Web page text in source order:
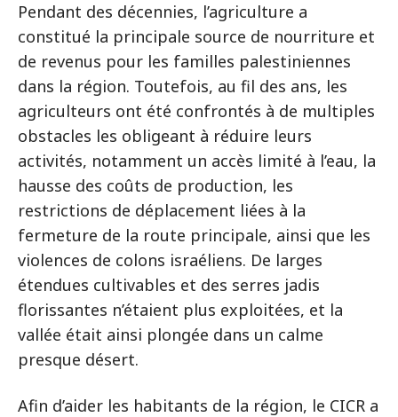
Pendant des décennies, l’agriculture a
constitué la principale source de nourriture et
de revenus pour les familles palestiniennes
dans la région. Toutefois, au fil des ans, les
agriculteurs ont été confrontés à de multiples
obstacles les obligeant à réduire leurs
activités, notamment un accès limité à l’eau, la
hausse des coûts de production, les
restrictions de déplacement liées à la
fermeture de la route principale, ainsi que les
violences de colons israéliens. De larges
étendues cultivables et des serres jadis
florissantes n’étaient plus exploitées, et la
vallée était ainsi plongée dans un calme
presque désert.
Afin d’aider les habitants de la région, le CICR a